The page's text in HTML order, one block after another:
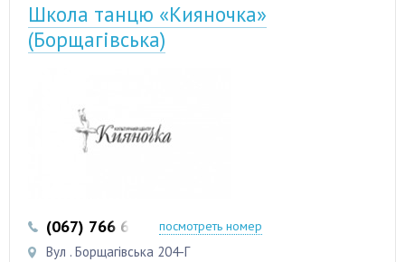
Школа танцю «Кияночка»
(Борщагівська)
(067) 766 6172 (097) 279 2999
посмотреть номер
Вул . Борщагівська 204-Г